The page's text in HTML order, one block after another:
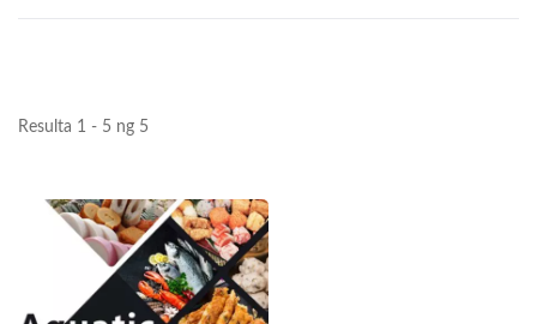
Resulta 1 - 5 ng 5